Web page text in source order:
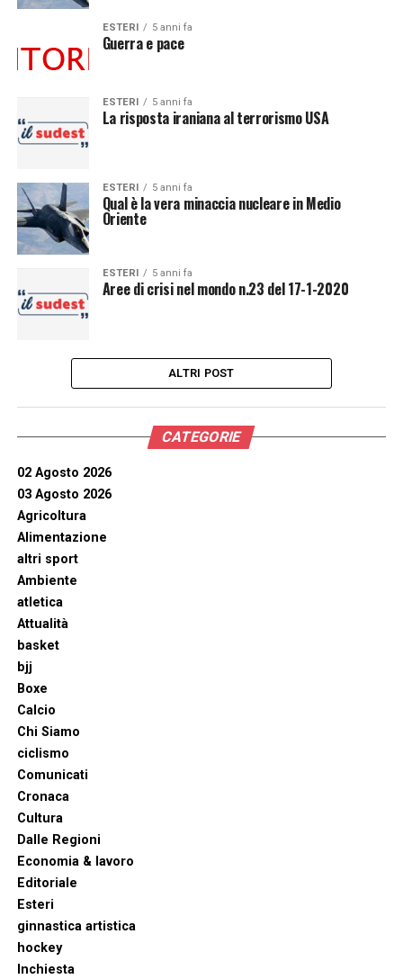
ESTERI 5 anni fa
Guerra e pace
ESTERI 5 anni fa
La risposta iraniana al terrorismo USA
ESTERI 5 anni fa
Qual è la vera minaccia nucleare in Medio
Oriente
ESTERI 5 anni fa
Aree di crisi nel mondo n.23 del 17-1-2020
ALTRI POST
CATEGORIE
02 Agosto 2026
03 Agosto 2026
Agricoltura
Alimentazione
altri sport
Ambiente
atletica
Attualità
basket
bjj
Boxe
Calcio
Chi Siamo
ciclismo
Comunicati
Cronaca
Cultura
Dalle Regioni
Economia & lavoro
Editoriale
Esteri
ginnastica artistica
hockey
Inchiesta